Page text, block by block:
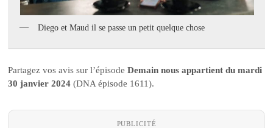
Diego et Maud il se passe un petit quelque chose
Partagez vos avis sur l’épisodeDemain nous appartient du mardi
30 janvier 2024(DNA épisode 1611).
PUBLICITÉ